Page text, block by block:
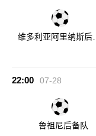
维多利亚阿里纳斯后备
22:00 07-28
鲁祖尼后备队